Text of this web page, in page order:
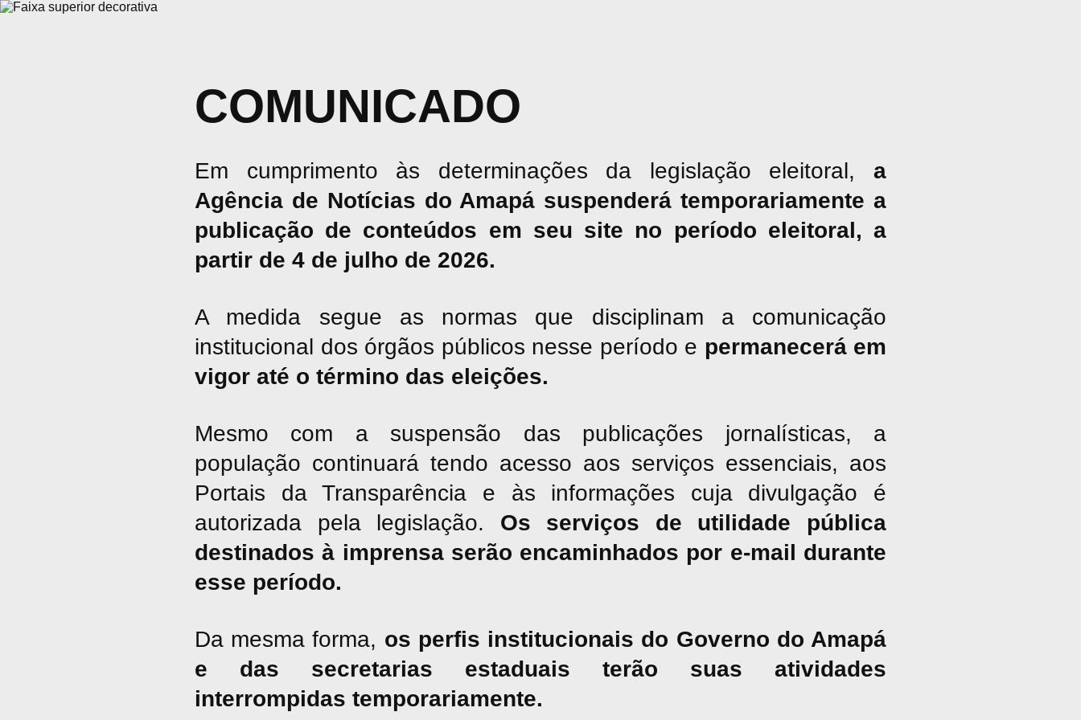
COMUNICADO
Em cumprimento às determinações da legislação eleitoral, a
Agência de Notícias do Amapá suspenderá temporariamente a
publicação de conteúdos em seu site no período eleitoral, a
partir de 4 de julho de 2026.
A medida segue as normas que disciplinam a comunicação
institucional dos órgãos públicos nesse período e permanecerá em
vigor até o término das eleições.
Mesmo com a suspensão das publicações jornalísticas, a
população continuará tendo acesso aos serviços essenciais, aos
Portais da Transparência e às informações cuja divulgação é
autorizada pela legislação. Os serviços de utilidade pública
destinados à imprensa serão encaminhados por e-mail durante
esse período.
Da mesma forma, os perfis institucionais do Governo do Amapá
e das secretarias estaduais terão suas atividades
interrompidas temporariamente.